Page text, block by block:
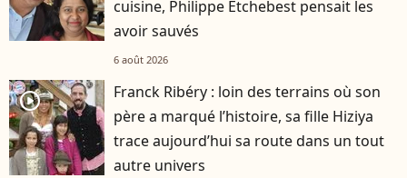
cuisine, Philippe Etchebest pensait les
avoir sauvés
6 août 2026
player2
Franck Ribéry : loin des terrains où son
père a marqué l’histoire, sa fille Hiziya
trace aujourd’hui sa route dans un tout
autre univers